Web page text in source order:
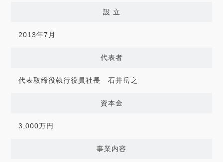
設 立
2013年7月
代表者
代表取締役執行役員社長 石井岳之
資本金
3,000万円
事業内容